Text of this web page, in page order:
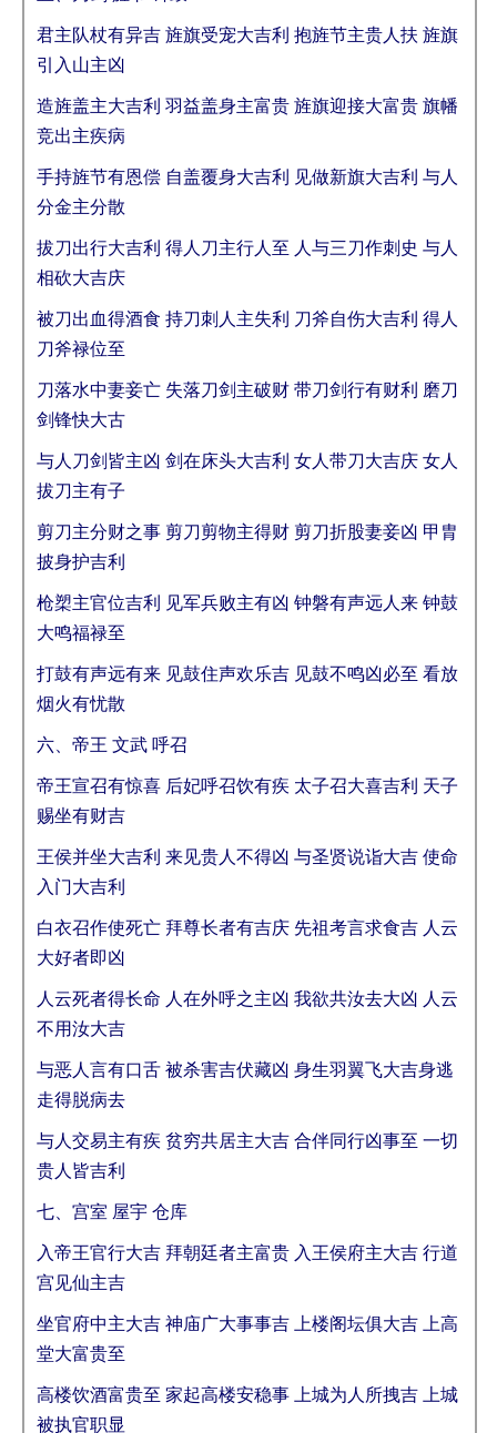
君主队杖有异吉 旌旗受宠大吉利 抱旌节主贵人扶 旌旗
引入山主凶
造旌盖主大吉利 羽益盖身主富贵 旌旗迎接大富贵 旗幡
竞出主疾病
手持旌节有恩偿 自盖覆身大吉利 见做新旗大吉利 与人
分金主分散
拔刀出行大吉利 得人刀主行人至 人与三刀作刺史 与人
相砍大吉庆
被刀出血得酒食 持刀刺人主失利 刀斧自伤大吉利 得人
刀斧禄位至
刀落水中妻妾亡 失落刀剑主破财 带刀剑行有财利 磨刀
剑锋快大古
与人刀剑皆主凶 剑在床头大吉利 女人带刀大吉庆 女人
拔刀主有子
剪刀主分财之事 剪刀剪物主得财 剪刀折股妻妾凶 甲胄
披身护吉利
枪槊主官位吉利 见军兵败主有凶 钟磐有声远人来 钟鼓
大鸣福禄至
打鼓有声远有来 见鼓住声欢乐吉 见鼓不鸣凶必至 看放
烟火有忧散
六、帝王 文武 呼召
帝王宣召有惊喜 后妃呼召饮有疾 太子召大喜吉利 天子
赐坐有财吉
王侯并坐大吉利 来见贵人不得凶 与圣贤说诣大吉 使命
入门大吉利
白衣召作使死亡 拜尊长者有吉庆 先祖考言求食吉 人云
大好者即凶
人云死者得长命 人在外呼之主凶 我欲共汝去大凶 人云
不用汝大吉
与恶人言有口舌 被杀害吉伏藏凶 身生羽翼飞大吉身逃
走得脱病去
与人交易主有疾 贫穷共居主大吉 合伴同行凶事至 一切
贵人皆吉利
七、宫室 屋宇 仓库
入帝王官行大吉 拜朝廷者主富贵 入王侯府主大吉 行道
宫见仙主吉
坐官府中主大吉 神庙广大事事吉 上楼阁坛俱大吉 上高
堂大富贵至
高楼饮酒富贵至 家起高楼安稳事 上城为人所拽吉 上城
被执官职显